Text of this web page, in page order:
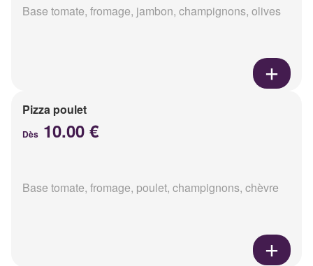
Base tomate, fromage, jambon, champignons, olives
Pizza poulet
Dès 10.00 €
Base tomate, fromage, poulet, champignons, chèvre